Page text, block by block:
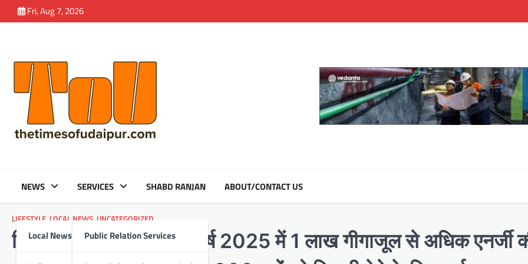
to
Fri, Aug 7, 2026
NEWS
Local News
SERVICES
Public Relation Services
SHABD RANJAN ABOUT/CONTACT US
LIFESTYLE LOCAL NEWS UNCATEGORIZED
हिन्दुस्तान जिंक ने की वित्त वर्ष 2025 में 1 लाख गीगाजूल से अधिक एनर्जी